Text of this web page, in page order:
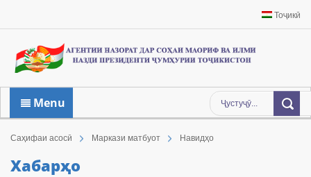
Тоҷикӣ
Menu
Саҳифаи асосӣ Маркази матбуот Навидҳо
Хабарҳо